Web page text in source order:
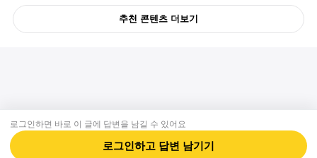
추천 콘텐츠 더보기
로그인하면 바로 이 글에 답변 을 남길 수 있어요
로그인하고 답변 남기기